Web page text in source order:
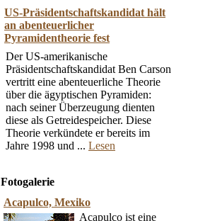
US-Präsidentschaftskandidat hält
an abenteuerlicher
Pyramidentheorie fest
Der US-amerikanische
Präsidentschaftskandidat Ben Carson
vertritt eine abenteuerliche Theorie
über die ägyptischen Pyramiden:
nach seiner Überzeugung dienten
diese als Getreidespeicher. Diese
Theorie verkündete er bereits im
Jahre 1998 und ... Lesen
Fotogalerie
Acapulco, Mexiko
Acapulco ist eine